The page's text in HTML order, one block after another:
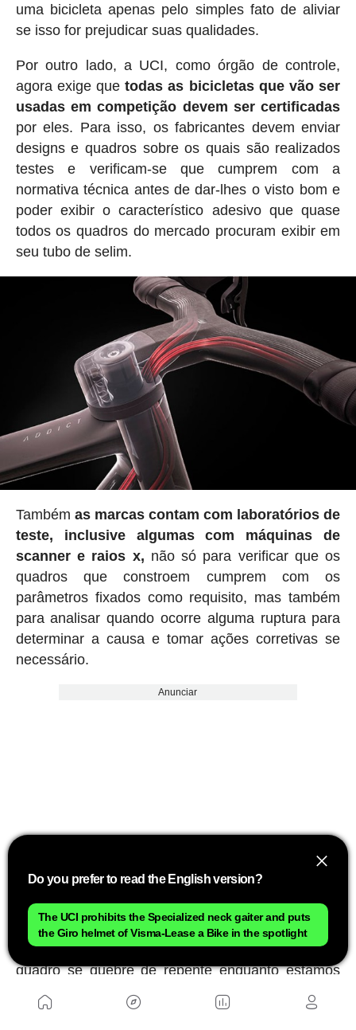
uma bicicleta apenas pelo simples fato de aliviar
se isso for prejudicar suas qualidades.
Por outro lado, a UCI, como órgão de controle,
agora exige quetodas as bicicletas que vão ser
usadas em competição devem ser certificadas
por eles. Para isso, os fabricantes devem enviar
designs e quadros sobre os quais são realizados
testes e verificam-se que cumprem com a
normativa técnica antes de dar-lhes o visto bom e
poder exibir o característico adesivo que quase
todos os quadros do mercado procuram exibir em
seu tubo de selim.
Também as marcas contam com laboratórios de
teste, inclusive algumas com máquinas de
scanner e raios x, não só para verificar que os
quadros que constroem cumprem com os
parâmetros fixados como requisito, mas também
para analisar quando ocorre alguma ruptura para
determinar a causa e tomar ações corretivas se
necessário.
Anunciar
Está claro que tudo pode falhar e ainda há
bicicletas que se quebram, no entanto, uma falha
catastrófica, que por exemplo um garfo ou um
quadro se quebre de repente enquanto estamos
pedalando é algo extremamente improvável
Do you prefer to read the English version?
The UCI prohibits the Specialized neck gaiter and puts
the Giro helmet of Visma-Lease a Bike in the spotlight